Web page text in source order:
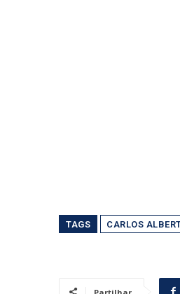
TAGS CARLOS